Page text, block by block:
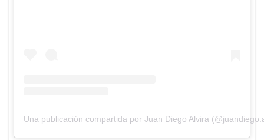
Una publicación compartida por Juan Diego Alvira